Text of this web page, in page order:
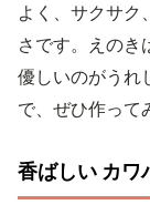
よく、サクサク
さです。えのき
優しいのがうれ
で、ぜひ作って
香ばしい カワ